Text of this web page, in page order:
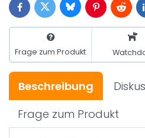
FacebookTwitterBlueskyPinterestReddit
Frage zum Produkt
Beschreibung
Frage zum Produkt